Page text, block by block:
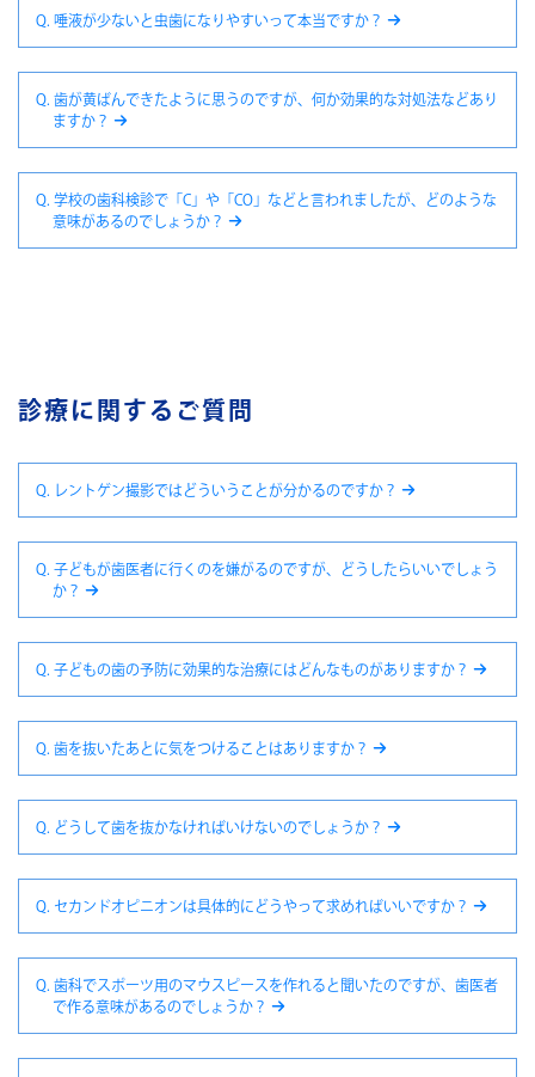
Q. 唾液が少ないと虫歯になりやすいって本当ですか？
Q. 歯が黄ばんできたように思うのですが、何か効果的な対処法などあり
ますか？
Q. 学校の歯科検診で「C」や「CO」などと言われましたが、どのような
意味があるのでしょうか？
診療に関するご質問
Q. レントゲン撮影ではどういうことが分かるのですか？
Q. 子どもが歯医者に行くのを嫌がるのですが、どうしたらいいでしょう
か？
Q. 子どもの歯の予防に効果的な治療にはどんなものがありますか？
Q. 歯を抜いたあとに気をつけることはありますか？
Q. どうして歯を抜かなければいけないのでしょうか？
Q. セカンドオピニオンは具体的にどうやって求めればいいですか？
Q. 歯科でスポーツ用のマウスピースを作れると聞いたのですが、歯医者
で作る意味があるのでしょうか？